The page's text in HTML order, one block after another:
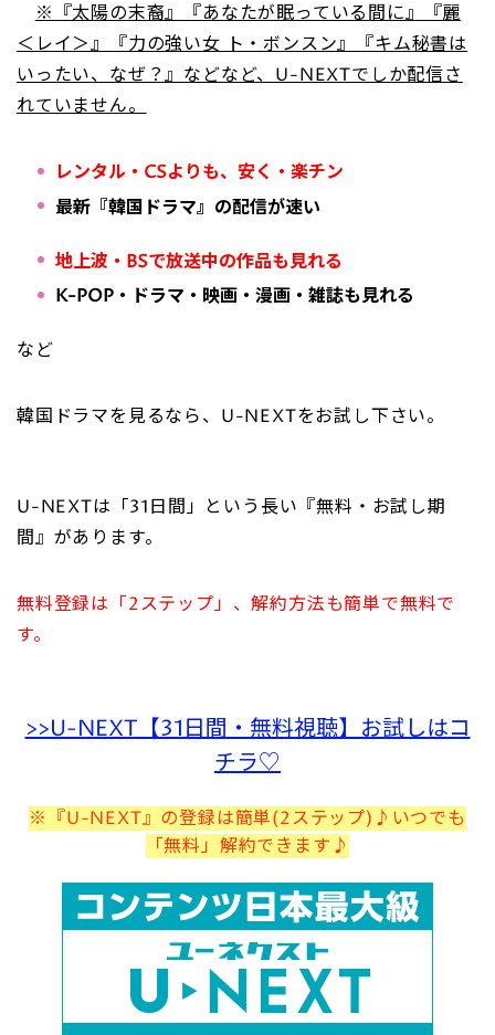
※『太陽の末裔』『あなたが眠っている間に』『麗
＜レイ＞』『力の強い女 ト・ボンスン』『キム秘書は
いったい、なぜ？』などなど、U-NEXTでしか配信さ
れていません。
レンタル・CSよりも、安く・楽チン
最新『韓国ドラマ』の配信が速い
地上波・BSで放送中の作品も見れる
K-POP・ドラマ・映画・漫画・雑誌も見れる
など
韓国ドラマを見るなら、U-NEXTをお試し下さい。
U-NEXTは「31日間」という長い『無料・お試し期
間』があります。
無料登録は「2ステップ」、解約方法も簡単で無料で
す。
>>U-NEXT【31日間・無料視聴】お試しはコ
チラ♡
※『U-NEXT』の登録は簡単(2ステップ)♪いつでも
「無料」解約できます♪